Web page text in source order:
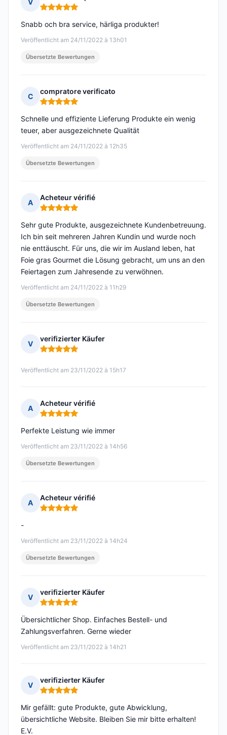
V
Hinweis: 5 von 5
Veröffentlicht am 24/11/2022 à 13h01
Snabb och bra service, härliga produkter!
Übersetzte Bewertungen
C
compratore verificato
Hinweis: 5 von 5
Veröffentlicht am 24/11/2022 à 12h35
Schnelle und effiziente Lieferung Produkte ein wenig
teuer, aber ausgezeichnete Qualität
Übersetzte Bewertungen
A
Acheteur vérifié
Hinweis: 5 von 5
Veröffentlicht am 24/11/2022 à 11h29
Sehr gute Produkte, ausgezeichnete Kundenbetreuung.
Ich bin seit mehreren Jahren Kundin und wurde noch
nie enttäuscht. Für uns, die wir im Ausland leben, hat
Foie gras Gourmet die Lösung gebracht, um uns an den
Feiertagen zum Jahresende zu verwöhnen.
Übersetzte Bewertungen
V
verifizierter Käufer
Hinweis: 5 von 5
Veröffentlicht am 23/11/2022 à 15h17
A
Acheteur vérifié
Hinweis: 5 von 5
Veröffentlicht am 23/11/2022 à 14h56
Perfekte Leistung wie immer
Übersetzte Bewertungen
A
Acheteur vérifié
Hinweis: 5 von 5
Veröffentlicht am 23/11/2022 à 14h24
-
Übersetzte Bewertungen
V
verifizierter Käufer
Hinweis: 5 von 5
Veröffentlicht am 23/11/2022 à 14h21
Übersichtlicher Shop. Einfaches Bestell- und
Zahlungsverfahren. Gerne wieder
V
verifizierter Käufer
Hinweis: 5 von 5
Mir gefällt: gute Produkte, gute Abwicklung,
übersichtliche Website. Bleiben Sie mir bitte erhalten!
E.V.